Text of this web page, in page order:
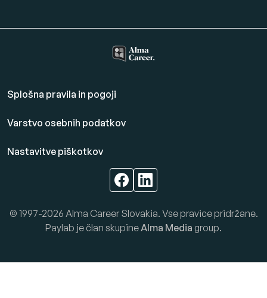
Splošna pravila in pogoji
Varstvo osebnih podatkov
Nastavitve piškotkov
© 1997-2026 Alma Career Slovakia. Vse pravice pridržane.
Paylab je član skupineAlma Media group.